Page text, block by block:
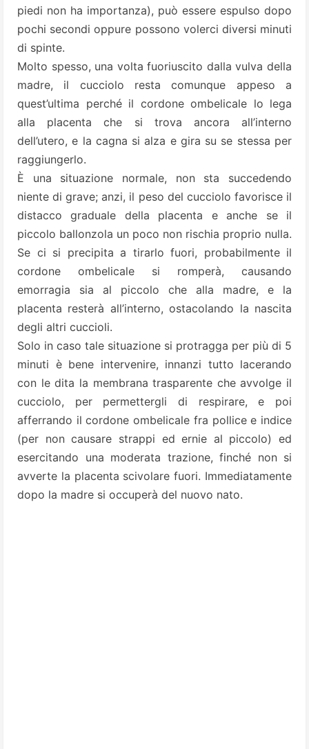
piedi non ha importanza), può essere espulso dopo
pochi secondi oppure possono volerci diversi minuti
di spinte.
Molto spesso, una volta fuoriuscito dalla vulva della
madre, il cucciolo resta comunque appeso a
quest’ultima perché il cordone ombelicale lo lega
alla placenta che si trova ancora all’interno
dell’utero, e la cagna si alza e gira su se stessa per
raggiungerlo.
È una situazione normale, non sta succedendo
niente di grave; anzi, il peso del cucciolo favorisce il
distacco graduale della placenta e anche se il
piccolo ballonzola un poco non rischia proprio nulla.
Se ci si precipita a tirarlo fuori, probabilmente il
cordone ombelicale si romperà, causando
emorragia sia al piccolo che alla madre, e la
placenta resterà all’interno, ostacolando la nascita
degli altri cuccioli.
Solo in caso tale situazione si protragga per più di 5
minuti è bene intervenire, innanzi tutto lacerando
con le dita la membrana trasparente che avvolge il
cucciolo, per permettergli di respirare, e poi
afferrando il cordone ombelicale fra pollice e indice
(per non causare strappi ed ernie al piccolo) ed
esercitando una moderata trazione, finché non si
avverte la placenta scivolare fuori. Immediatamente
dopo la madre si occuperà del nuovo nato.